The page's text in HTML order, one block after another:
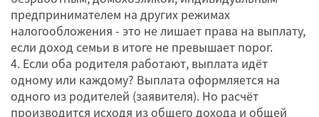
предпринимателем на других режимах
налогообложения - это не лишает права на выплату,
если доход семьи в итоге не превышает порог.
4. Если оба родителя работают, выплата идёт
одному или каждому? Выплата оформляется на
одного из родителей (заявителя). Но расчёт
производится исходя из общего дохода и общей